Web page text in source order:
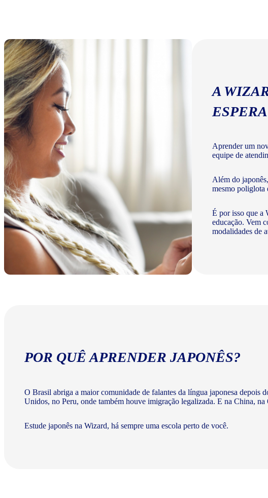
A
Aprender um
equipe de
Além do
mesmo poliglota
É por isso que a
educação. Vem
modalidades de
POR QUÊ APRENDER JAPONÊS?
O Brasil abriga a maior comunidade de falantes da língua japonesa depois
Unidos, no Peru, onde também houve imigração legalizada. E na China,
Estude japonês na Wizard, há sempre uma escola perto de você.